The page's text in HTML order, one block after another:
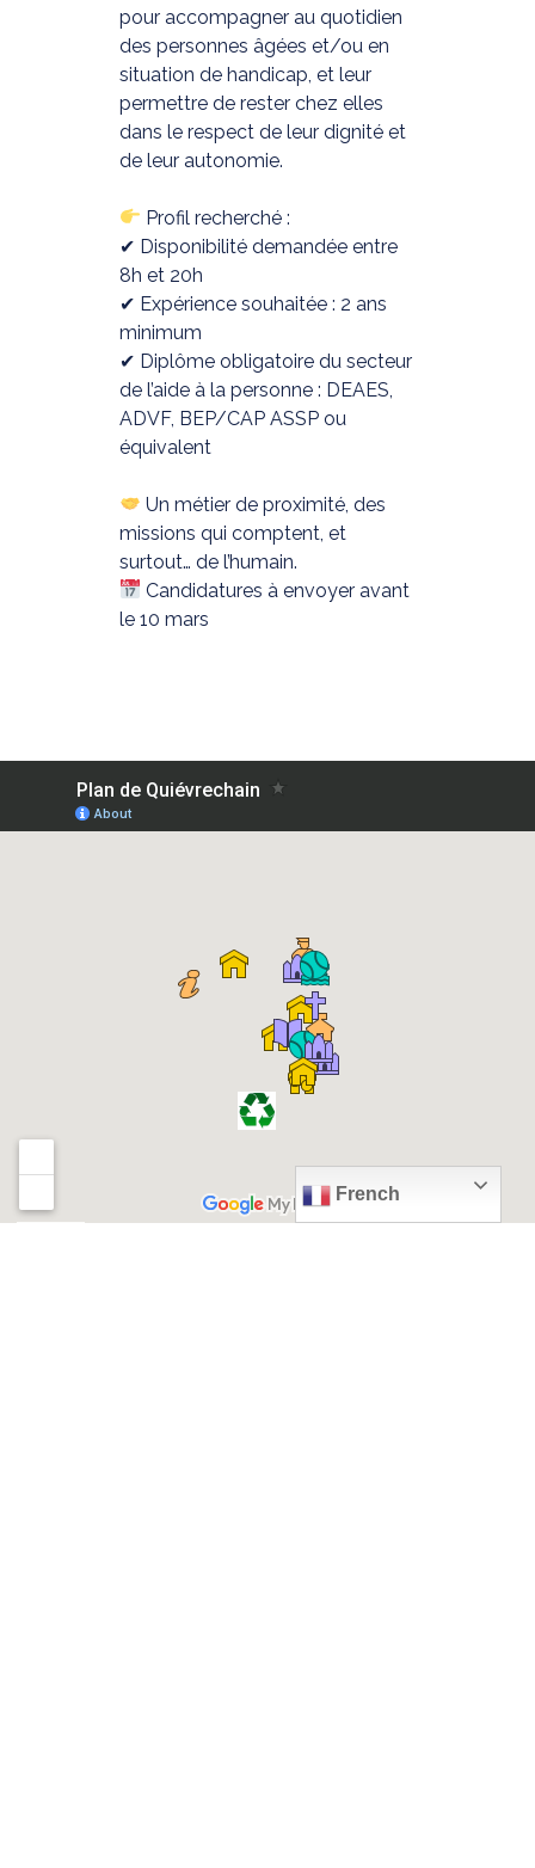
pour accompagner au quotidien
des personnes âgées et/ou en
situation de handicap, et leur
permettre de rester chez elles
dans le respect de leur dignité et
de leur autonomie.
Profil recherché :
✔ Disponibilité demandée entre
8h et 20h
✔ Expérience souhaitée : 2 ans
minimum
✔ Diplôme obligatoire du secteur
de l’aide à la personne : DEAES,
ADVF, BEP/CAP ASSP ou
équivalent
Un métier de proximité, des
missions qui comptent, et
surtout… de l’humain.
Candidatures à envoyer avant
le 10 mars
French